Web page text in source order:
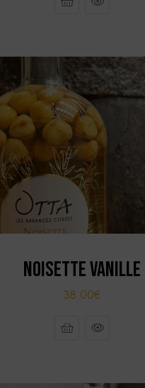
NOISETTE VANILLE
38.00€